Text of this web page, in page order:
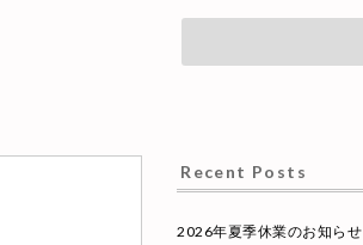
Recent Posts
2026年夏季休業のお知らせ